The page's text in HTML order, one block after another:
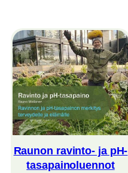
Raunon ravinto- ja pH-
tasapainoluennot